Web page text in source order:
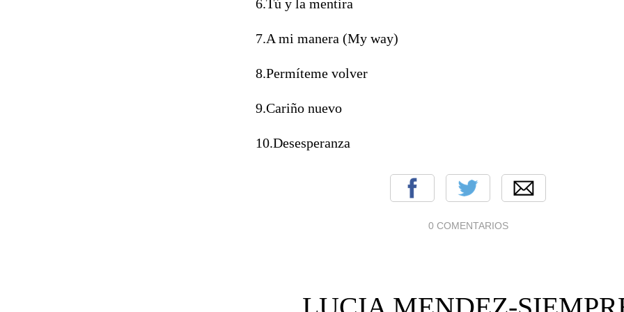
6.Tú y la mentira
7.A mi manera (My way)
8.Permíteme volver
9.Cariño nuevo
10.Desesperanza
0 COMENTARIOS